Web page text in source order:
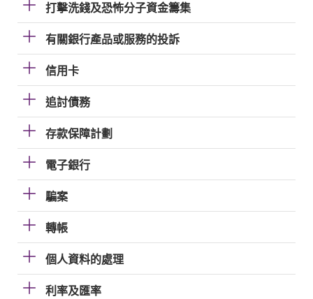
打擊洗錢及恐怖分子資金籌集
有關銀行產品或服務的投訴
信用卡
追討債務
存款保障計劃
電子銀行
騙案
轉帳
個人資料的處理
利率及匯率